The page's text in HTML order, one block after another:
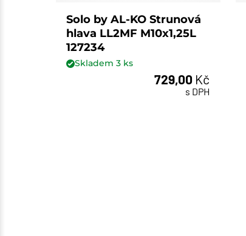
Solo by AL-KO Strunová
hlava LL2MF M10x1,25L
127234
Skladem3 ks
729,00 Kč
s DPH